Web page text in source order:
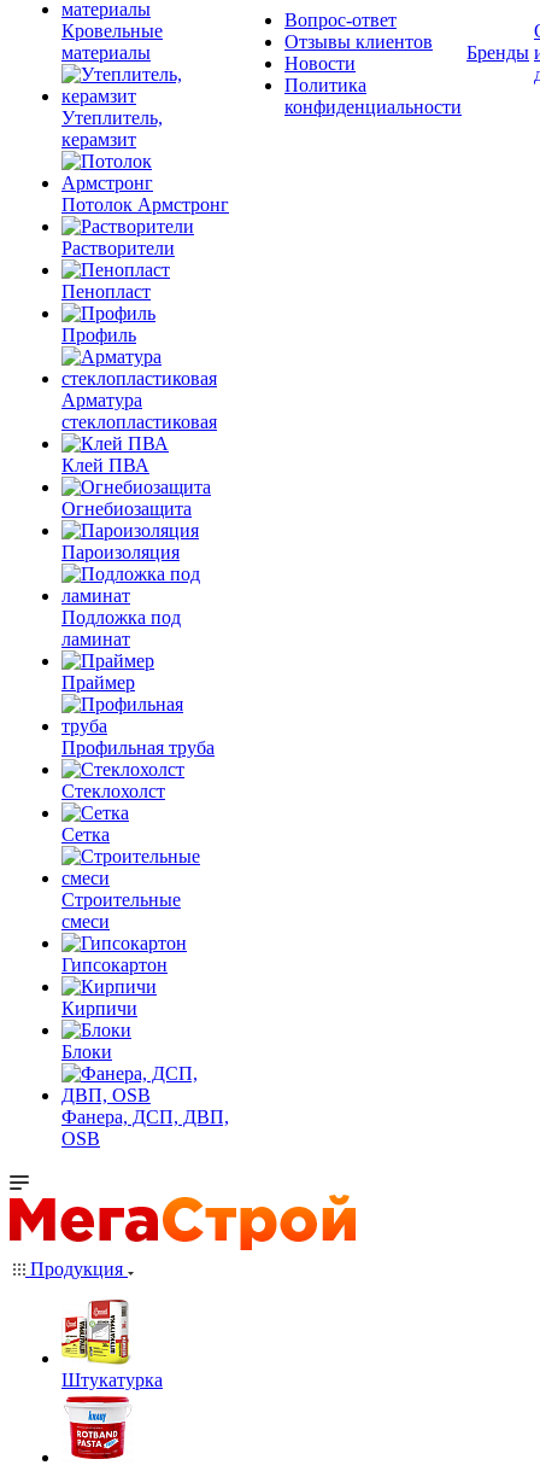
Кровельные
материалы
Утеплитель,
керамзит
Потолок Армстронг
Растворители
Пенопласт
Профиль
Арматура
стеклопластиковая
Клей ПВА
Огнебиозащита
Пароизоляция
Подложка под
ламинат
Праймер
Профильная труба
Стеклохолст
Сетка
Строительные
смеси
Гипсокартон
Кирпичи
Блоки
Фанера, ДСП, ДВП,
OSB
Вопрос-ответ
Отзывы клиентов
Новости
Политика
конфиденциальности
Бренды
Продукция
Штукатурка